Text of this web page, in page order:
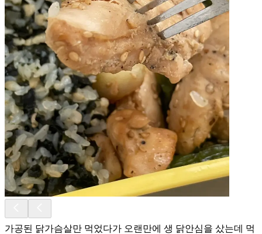
가공된 닭가슴살만 먹었다가 오랜만에 생 닭안심을 샀는데 먹